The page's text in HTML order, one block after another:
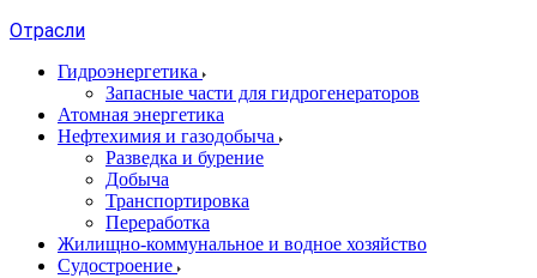
Отрасли
Гидроэнергетика
Запасные части для гидрогенераторов
Атомная энергетика
Нефтехимия и газодобыча
Разведка и бурение
Добыча
Транспортировка
Переработка
Жилищно-коммунальное и водное хозяйство
Судостроение